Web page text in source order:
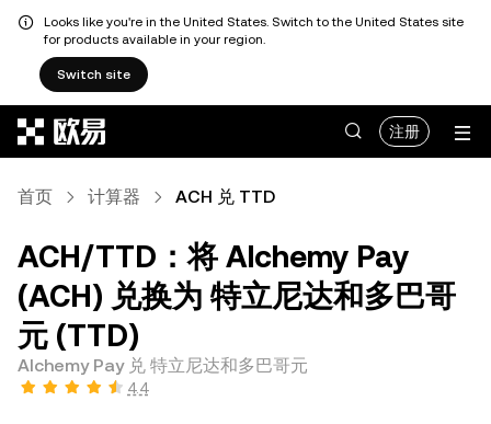
Looks like you're in the United States. Switch to the United States site
for products available in your region.
Switch site
注册
首页 计算器 ACH 兑 TTD
ACH/TTD：将 Alchemy Pay
(ACH) 兑换为 特立尼达和多巴哥
元 (TTD)
Alchemy Pay 兑 特立尼达和多巴哥元
4.4